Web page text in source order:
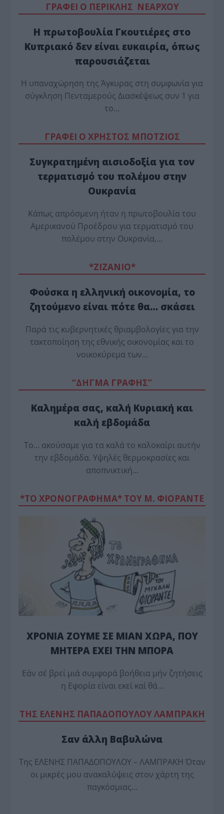
ΓΡΑΦΕΙ Ο ΠΕΡΙΚΛΗΣ ΝΕΑΡΧΟΥ
Η πρωτοβουλία Γκουτιέρες στο
Κυπριακό δεν είναι ευκαιρία, όπως
παρουσιάζεται
Η υπαναχώρηση της Άγκυρας στη συμφωνία για
σύγκληση Πενταμερούς Διασκέψεως συν 1 για
το…
ΓΡΑΦΕΙ Ο ΧΡΗΣΤΟΣ ΜΠΟΤΖΙΟΣ
Συγκρατημένη αισιοδοξία για τον
τερματισμό του πολέμου στην
Ουκρανία
Κάπως απρόσμενη ήταν η πρωτοβουλία του
Αμερικανού Προέδρου για τερματισμό του
πολέμου στην Ουκρανία,…
*ZΙΖΑΝΙΟ*
Φούσκα η ελληνική οικονομία, το
ζητούμενο είναι πότε θα… σκάσει
Παρά τις κυβερνητικές θριαμβολογίες για την
τακτοποίηση της εθνικής οικονομίας και το
νοικοκύρεμα των…
“ΔΗΓΜΑ ΓΡΑΦΗΣ”
Καλημέρα σας, καλή Κυριακή και
καλή εβδομάδα
Το… ακούσαμε για τα καλά το καλοκαίρι αυτήν
την εβδομάδα. Υψηλές θερμοκρασίες και
αποπνικτική…
*ΤΟ ΧΡΟΝΟΓΡΑΦΗΜΑ* ΤΟΥ Μ. ΦΙΟΡΆΝΤΕ
ΧΡΟΝΙΑ ΖΟΥΜΕ ΣΕ ΜΙΑΝ ΧΩΡΑ, ΠΟΥ
ΜΗΤΕΡΑ ΕΧΕΙ ΤΗΝ ΜΠΟΡΑ
Εάν σέ βρεί μιά συμφορά βοήθεια μήν ζητήσεις
η Εφορία είναι εκεί καί θά…
TΗΣ ΕΛΕΝΗΣ ΠΑΠΑΔΟΠΟΥΛΟΥ ΛΑΜΠΡΑΚΗ
Σαν άλλη Βαβυλώνα
Της ΕΛΕΝΗΣ ΠΑΠΑΔΟΠΟΥΛΟΥ – ΛΑΜΠΡΑΚΗ Όταν
οι μικρές μου ανακαλύψεις στον χάρτη της
παγκόσμιας…